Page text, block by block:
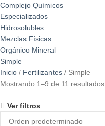
Complejo Químicos
Especializados
Hidrosolubles
Mezclas Físicas
Orgánico Mineral
Simple
Inicio
Fertilizantes
Simple
Mostrando 1–9 de 11 resultados
Ver filtros